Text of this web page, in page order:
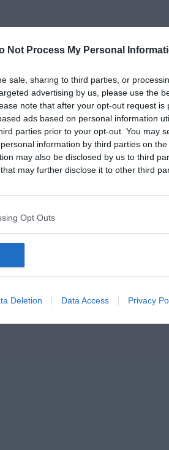
Not Process My Personal
sale, sharing to third parties, or
advertising by us, please use the
note that after your opt-out request is
ads based on personal information
parties prior to your opt-out. You may
information by third parties on the
may also be disclosed by us to third
that may further disclose it to other third
Opt Outs
Deletion Data Access Privacy